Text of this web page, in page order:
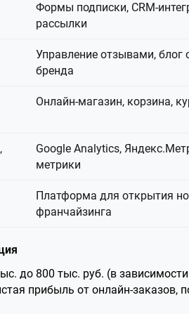
Формы подписки, CRM-
рассылки
Управление отзывами, блог
бренда
Онлайн-магазин, корзина,
Google Analytics,
метрики
Платформа для открытия
франчайзинга
до 800 тыс. руб. (в
прибыль от онлайн-заказов,